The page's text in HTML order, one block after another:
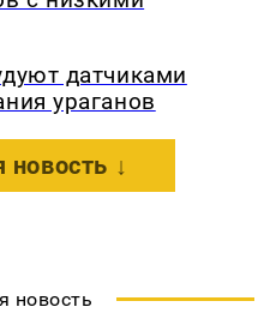
датчиками
ураганов
↓
новость